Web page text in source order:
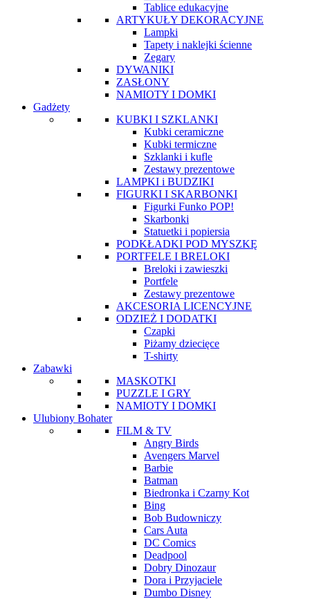
Tablice edukacyjne
ARTYKUŁY DEKORACYJNE
Lampki
Tapety i naklejki ścienne
Zegary
DYWANIKI
ZASŁONY
NAMIOTY I DOMKI
Gadżety
KUBKI I SZKLANKI
Kubki ceramiczne
Kubki termiczne
Szklanki i kufle
Zestawy prezentowe
LAMPKI i BUDZIKI
FIGURKI I SKARBONKI
Figurki Funko POP!
Skarbonki
Statuetki i popiersia
PODKŁADKI POD MYSZKĘ
PORTFELE I BRELOKI
Breloki i zawieszki
Portfele
Zestawy prezentowe
AKCESORIA LICENCYJNE
ODZIEŻ I DODATKI
Czapki
Piżamy dziecięce
T-shirty
Zabawki
MASKOTKI
PUZZLE I GRY
NAMIOTY I DOMKI
Ulubiony Bohater
FILM & TV
Angry Birds
Avengers Marvel
Barbie
Batman
Biedronka i Czarny Kot
Bing
Bob Budowniczy
Cars Auta
DC Comics
Deadpool
Dobry Dinozaur
Dora i Przyjaciele
Dumbo Disney